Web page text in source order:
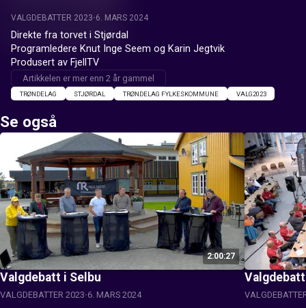
VALGDEBATTER 2023 6. MARS 2024
Direkte fra torvet i Stjørdal
Programledere Knut Inge Seem og Karin Jegtvik
Produsert av FjellTV
Artikkelen er mer enn 2 år gammel
TRØNDELAG STJØRDAL TRØNDELAG FYLKESKOMMUNE VALG2023
Se også
2:00:27
Valgdebatt i Selbu
VALGDEBATTER 2023 6. MARS 2024